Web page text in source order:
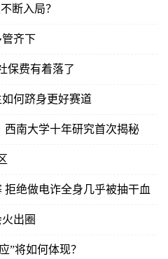
断入局？
齐下
保费有着落了
何跻身更好赛道
西南大学十年研究首次揭秘
绝做电诈全身几乎被抽干血
出圈
”将如何体现？